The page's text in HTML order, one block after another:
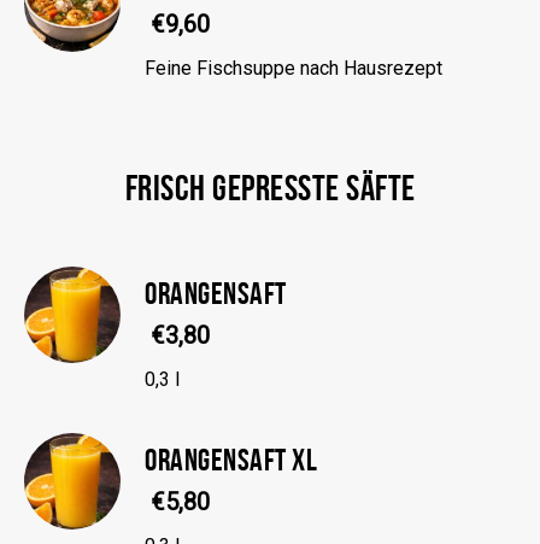
€9,60
Feine Fischsuppe nach Hausrezept
FRISCH GEPRESSTE SÄFTE
ORANGENSAFT
€3,80
0,3 l
ORANGENSAFT XL
€5,80